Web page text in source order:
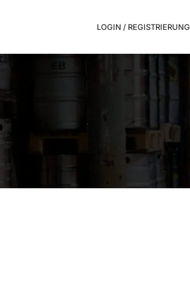
LOGIN / REGISTRIERUNG